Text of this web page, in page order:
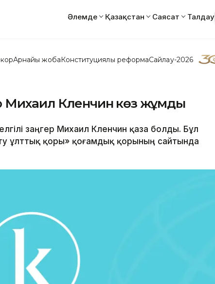
Әлемде Қазақстан Саясат Талдау
Арнайы жобаКонституциялық реформаСайлау-2026
Михаил Кленчин көз жұмды
заңгер Михаил Кленчин қаза болды. Бұл
ұлттық қоры» қоғамдық қорының сайтында